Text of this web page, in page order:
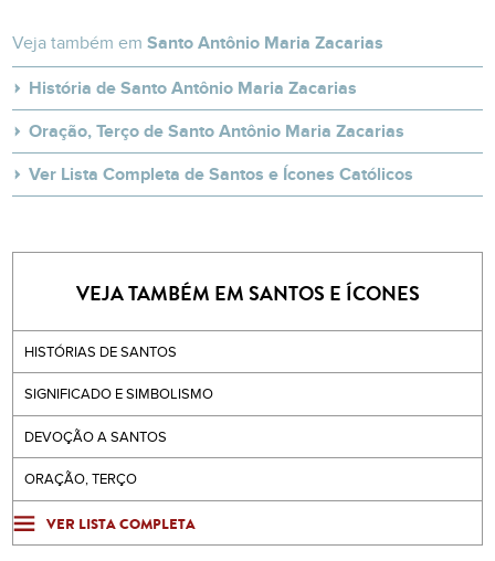
Veja também emSanto Antônio Maria Zacarias
História de Santo Antônio Maria Zacarias
Oração, Terço de Santo Antônio Maria Zacarias
Ver Lista Completa de Santos e Ícones Católicos
VEJA TAMBÉM EM SANTOS E ÍCONES
HISTÓRIAS DE SANTOS
SIGNIFICADO E SIMBOLISMO
DEVOÇÃO A SANTOS
ORAÇÃO, TERÇO
VER LISTA COMPLETA